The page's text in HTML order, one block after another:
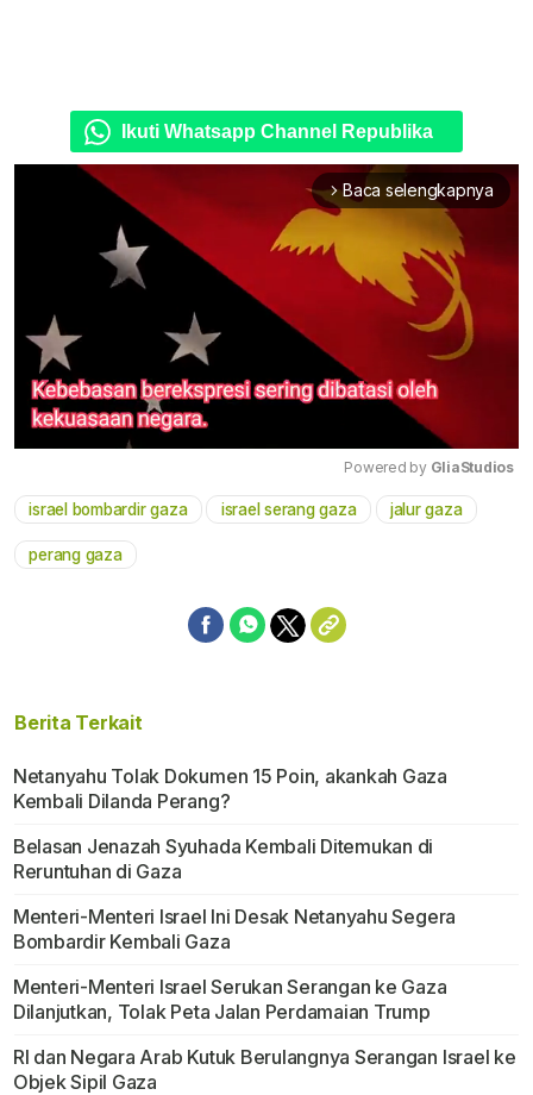
Ikuti Whatsapp Channel Republika
arrow_forward_ios Baca selengkapnya
Mute
Powered by GliaStudios
israel bombardir gaza israel serang gaza jalur gaza
perang gaza
Berita Terkait
Netanyahu Tolak Dokumen 15 Poin, akankah Gaza
Kembali Dilanda Perang?
Belasan Jenazah Syuhada Kembali Ditemukan di
Reruntuhan di Gaza
Menteri-Menteri Israel Ini Desak Netanyahu Segera
Bombardir Kembali Gaza
Menteri-Menteri Israel Serukan Serangan ke Gaza
Dilanjutkan, Tolak Peta Jalan Perdamaian Trump
RI dan Negara Arab Kutuk Berulangnya Serangan Israel ke
Objek Sipil Gaza